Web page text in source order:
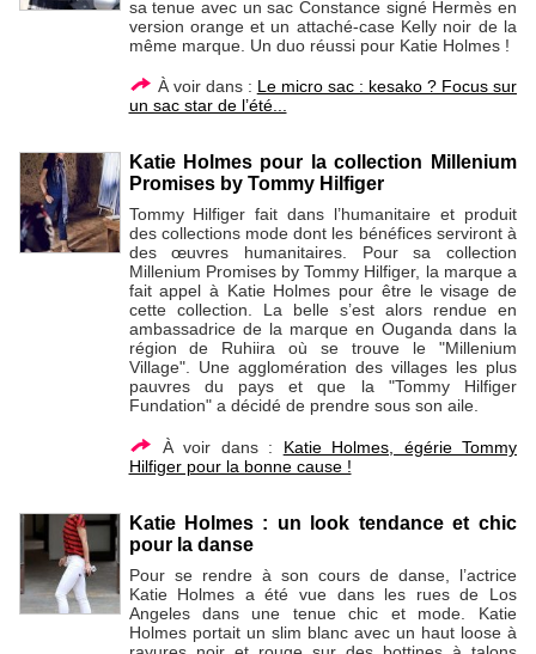
sa tenue avec un sac Constance signé Hermès en
version orange et un attaché-case Kelly noir de la
même marque. Un duo réussi pour Katie Holmes !
À voir dans : Le micro sac : kesako ? Focus sur
un sac star de l’été...
Katie Holmes pour la collection Millenium
Promises by Tommy Hilfiger
Tommy Hilfiger fait dans l’humanitaire et produit
des collections mode dont les bénéfices serviront à
des œuvres humanitaires. Pour sa collection
Millenium Promises by Tommy Hilfiger, la marque a
fait appel à Katie Holmes pour être le visage de
cette collection. La belle s’est alors rendue en
ambassadrice de la marque en Ouganda dans la
région de Ruhiira où se trouve le "Millenium
Village". Une agglomération des villages les plus
pauvres du pays et que la "Tommy Hilfiger
Fundation" a décidé de prendre sous son aile.
À voir dans : Katie Holmes, égérie Tommy
Hilfiger pour la bonne cause !
Katie Holmes : un look tendance et chic
pour la danse
Pour se rendre à son cours de danse, l’actrice
Katie Holmes a été vue dans les rues de Los
Angeles dans une tenue chic et mode. Katie
Holmes portait un slim blanc avec un haut loose à